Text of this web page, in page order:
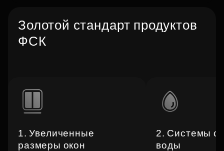
Золотой стандарт продуктов
ФСК
1. Увеличенные
размеры окон
2. Системы
воды